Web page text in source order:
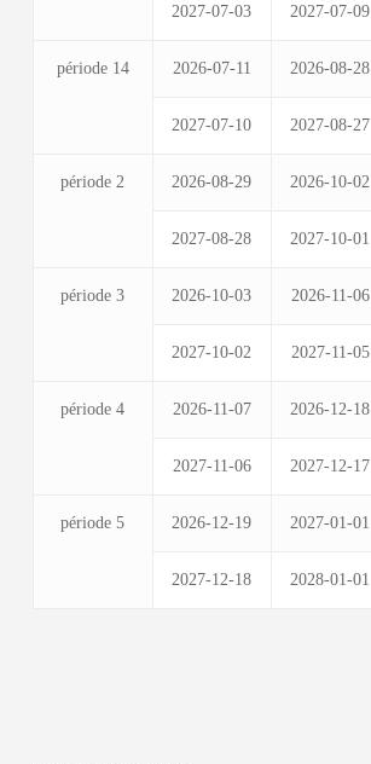
2027-07-03 2027-07-09
période 14 2026-07-11 2026-08-28
2027-07-10 2027-08-27
période 2 2026-08-29 2026-10-02
2027-08-28 2027-10-01
période 3 2026-10-03 2026-11-06
2027-10-02 2027-11-05
période 4 2026-11-07 2026-12-18
2027-11-06 2027-12-17
période 5 2026-12-19 2027-01-01
2027-12-18 2028-01-01